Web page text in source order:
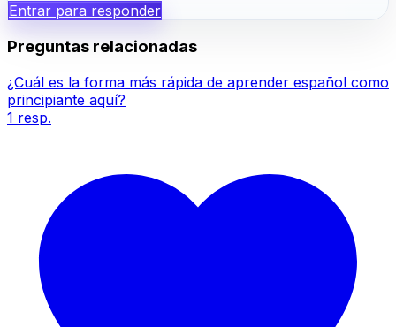
Entrar para responder
Preguntas relacionadas
¿Cuál es la forma más rápida de aprender español como
principiante aquí?
1 resp.